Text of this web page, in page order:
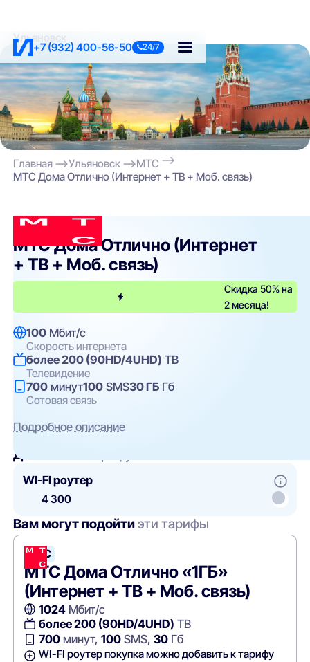
+7 (932) 400-56-50 24/7
Ульяновск
Главная Ульяновск
МТС
МТС Дома Отлично (Интернет + ТВ + Моб. связь)
МТС
МТС Дома Отлично (Интернет
+ ТВ + Моб. связь)
Скидка 50% на
2 месяца!
100 Мбит/с
Скорость интернета
более 200 (90HD/4UHD) ТВ
Телевидение
700 минут100 SMS30 ГБ Гб
Сотовая связь
Подробное описание
Добавить
WI-FI роутер
4 300
Вам могут подойтиэти тарифы
МТС
МТС Дома Отлично «1ГБ»
(Интернет + ТВ + Моб. связь)
1024Мбит/с
более 200 (90HD/4UHD) ТВ
700минут, 100SMS, 30Гб
WI-FI роутер покупка можно добавить к тарифу